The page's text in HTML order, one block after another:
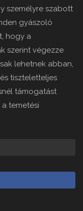
személyre szabott
gyászoló
hogy a
szerint végezze
lehetnek abban,
tiszteletteljes
támogatást
temetési